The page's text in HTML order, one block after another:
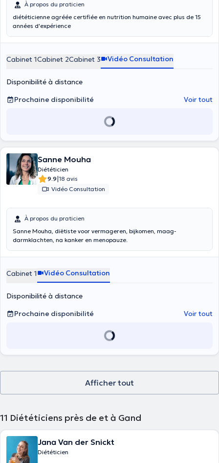
À propos du praticien
diététicienne agréée certifiée en nutrition humaine avec plus de 15
années d'expérience
Cabinet 1Cabinet 2Cabinet 3 Vidéo Consultation
Disponibilité à distance
Prochaine disponibilité
Voir tout
Sanne Mouha
Diététicien
9.9|18 avis
Vidéo Consultation
À propos du praticien
Sanne Mouha, diëtiste voor vermageren, bijkomen, maag-
darmklachten, na kanker en menopauze.
Cabinet 1 Vidéo Consultation
Disponibilité à distance
Prochaine disponibilité
Voir tout
Afficher tout
11 Diététiciens près de et à Gand
Jana Van der Snickt
Diététicien